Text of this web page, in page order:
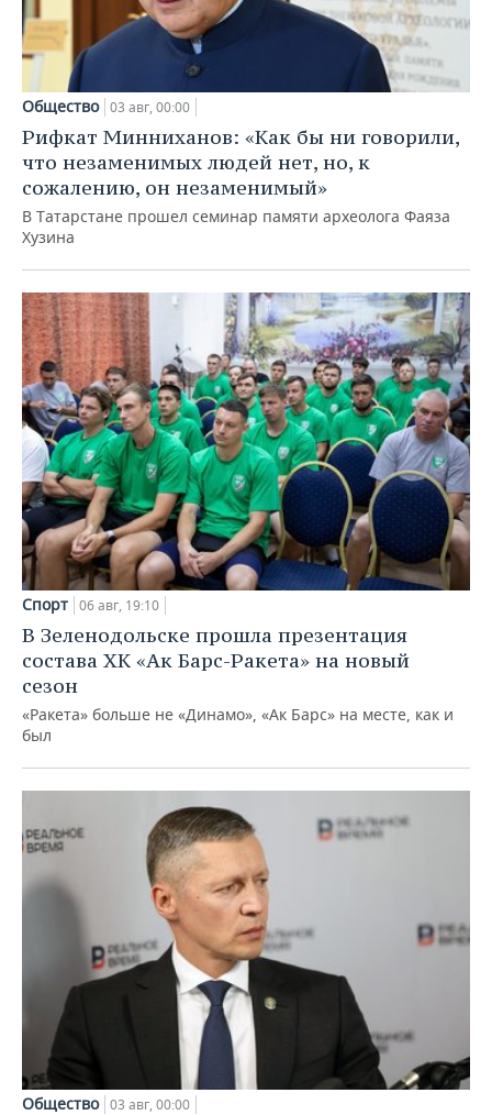
Общество 03 авг, 00:00
Рифкат Минниханов: «Как бы ни говорили,
что незаменимых людей нет, но, к
сожалению, он незаменимый»
В Татарстане прошел семинар памяти археолога Фаяза
Хузина
Спорт 06 авг, 19:10
В Зеленодольске прошла презентация
состава ХК «Ак Барс-Ракета» на новый
сезон
«Ракета» больше не «Динамо», «Ак Барс» на месте, как и
был
Общество 03 авг, 00:00